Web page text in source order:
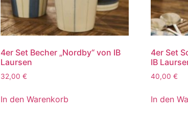
4er Set Becher „Nordby“ von IB
Laursen
32,00 €
In den Warenkorb
4er Set
IB
40,00€
In den